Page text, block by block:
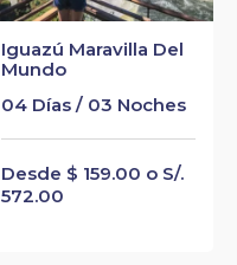
Iguazú Maravilla Del
Mundo
04 Días / 03 Noches
Desde $ 159.00 o S/.
572.00